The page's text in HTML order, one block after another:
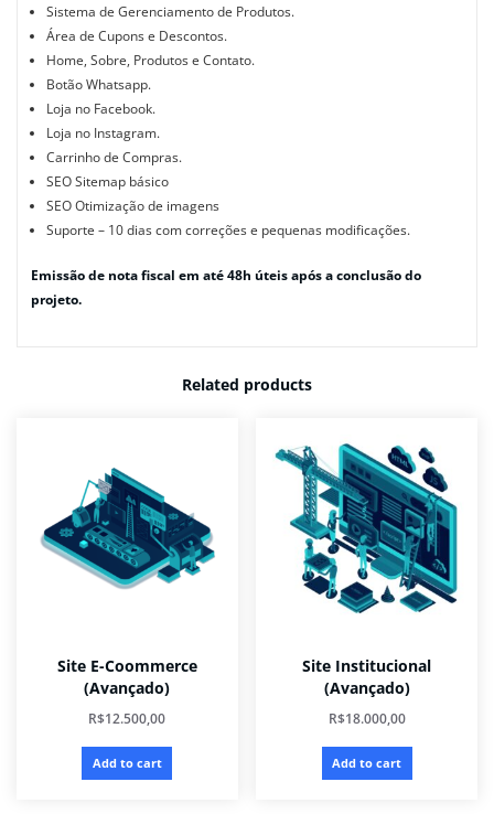
Sistema de Gerenciamento de Produtos.
Área de Cupons e Descontos.
Home, Sobre, Produtos e Contato.
Botão Whatsapp.
Loja no Facebook.
Loja no Instagram.
Carrinho de Compras.
SEOSitemap básico
SEO Otimização de imagens
Suporte – 10 dias com correções e pequenas modificações.
Emissão de nota fiscal em até 48h úteis após a conclusão do
projeto.
Related products
Site E-Coommerce
(Avançado)
R$12.500,00
Add to cart
Site Institucional
(Avançado)
R$18.000,00
Add to cart